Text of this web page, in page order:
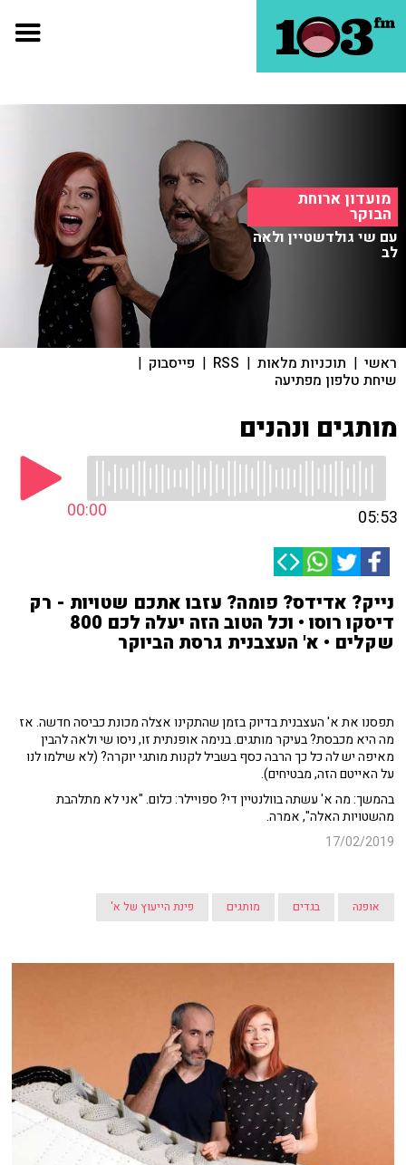
מועדון ארוחת
הבוקר
עם שי גולדשטיין ולאה
לב
ראשי | תוכניות מלאות |
RSS
| פייסבוק |
שיחת טלפון מפתיעה
מותגים ונהנים
00:00 05:53
נייק? אדידס? פומה? עזבו אתכם שטויות - רק
דיסקו רוסו • וכל הטוב הזה יעלה לכם 800
שקלים • א' העצבנית גרסת הביוקר
תפסנו את א' העצבנית בדיוק בזמן שהתקינו אצלה מכונת כביסה חדשה. אז
מה היא מכבסת? בעיקר מותגים. בנימה אופנתית זו, ניסו שי ולאה להבין
מאיפה יש לה כל כך הרבה כסף בשביל לקנות מותגי יוקרה? (לא שילמו לנו
על האייטם הזה, מבטיחים).
בהמשך: מה א' עשתה בוולנטיין די? ספויילר: כלום. "אני לא מתלהבת
מהשטויות האלה", אמרה.
17/02/2019
אופנה בגדים מותגים פינת הייעוץ של א'